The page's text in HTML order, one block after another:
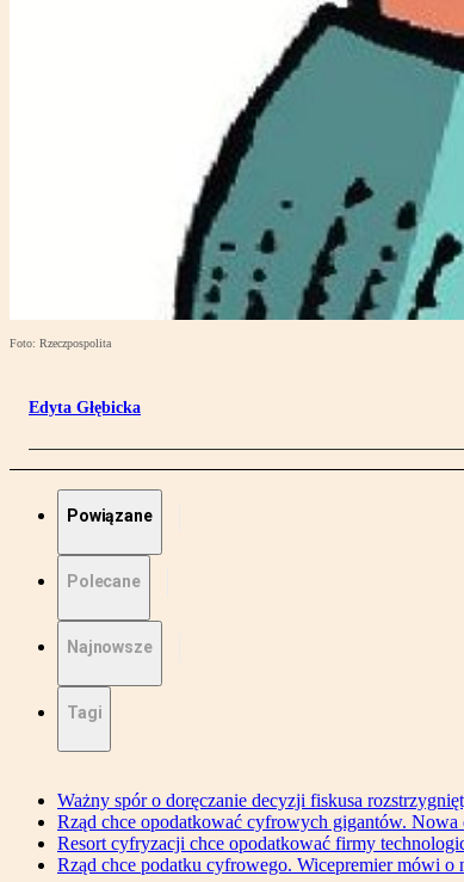
Foto: Rzeczpospolita
Edyta Głębicka
Powiązane
Polecane
Najnowsze
Tagi
Ważny spór o doręczanie decyzji fiskusa
Rząd chce opodatkować cyfrowych gigantów. Nowa
Resort cyfryzacji chce opodatkować firmy
Rząd chce podatku cyfrowego. Wicepremier mówi o